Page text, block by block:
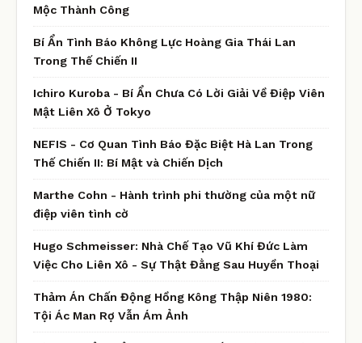
Mộc Thành Công
Bí Ẩn Tình Báo Không Lực Hoàng Gia Thái Lan
Trong Thế Chiến II
Ichiro Kuroba - Bí Ẩn Chưa Có Lời Giải Về Điệp Viên
Mật Liên Xô Ở Tokyo
NEFIS - Cơ Quan Tình Báo Đặc Biệt Hà Lan Trong
Thế Chiến II: Bí Mật và Chiến Dịch
Marthe Cohn - Hành trình phi thường của một nữ
điệp viên tình cờ
Hugo Schmeisser: Nhà Chế Tạo Vũ Khí Đức Làm
Việc Cho Liên Xô - Sự Thật Đằng Sau Huyền Thoại
Thảm Án Chấn Động Hồng Kông Thập Niên 1980:
Tội Ác Man Rợ Vẫn Ám Ảnh